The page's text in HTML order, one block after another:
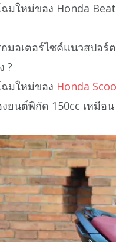
ฉมใหม่ของ Honda
ถมอเตอร์ไซค์แนวสปอ
?
ฉมใหม่ของ Honda
งยนต์พิกัด 150cc เหมือน